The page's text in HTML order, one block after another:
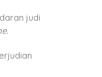
judi